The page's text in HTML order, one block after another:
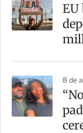
EU
8 de